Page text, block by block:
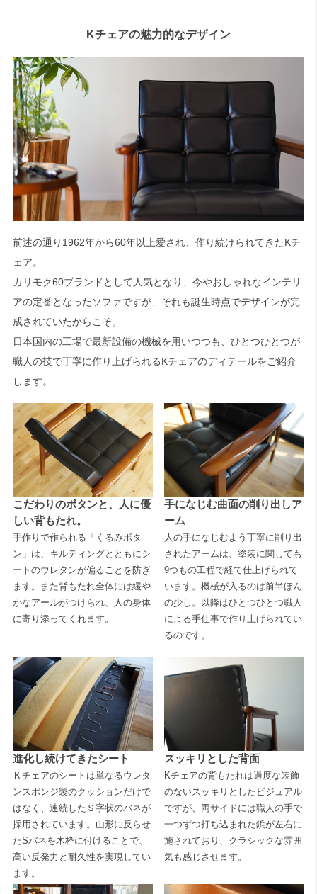
Kチェアの魅力的なデザイン
前述の通り1962年から60年以上愛され、作り続けられてきたKチ
ェア。
カリモク60ブランドとして人気となり、今やおしゃれなインテリ
アの定番となったソファですが、それも誕生時点でデザインが完
成されていたからこそ。
日本国内の工場で最新設備の機械を用いつつも、ひとつひとつが
職人の技で丁寧に作り上げられるKチェアのディテールをご紹介
します。
こだわりのボタンと、人に優
しい背もたれ。
手作りで作られる「くるみボタ
ン」は、キルティングとともにシ
ートのウレタンが偏ることを防ぎ
ます。また背もたれ全体には緩や
かなアールがつけられ、人の身体
に寄り添ってくれます。
手になじむ曲面の削り出しア
ーム
人の手になじむよう丁寧に削り出
されたアームは、塗装に関しても
9つもの工程で経て仕上げられて
います。機械が入るのは前半ほん
の少し。以降はひとつひとつ職人
による手仕事で作り上げられてい
るのです。
進化し続けてきたシート
Ｋチェアのシートは単なるウレタ
ンスポンジ製のクッションだけで
はなく、連続したＳ字状のバネが
採用されています。山形に反らせ
たSバネを木枠に付けることで、
高い反発力と耐久性を実現してい
ます。
スッキリとした背面
Kチェアの背もたれは過度な装飾
のないスッキリとしたビジュアル
ですが、両サイドには職人の手で
一つずつ打ち込まれた鋲が左右に
施されており、クラシックな雰囲
気も感じさせます。